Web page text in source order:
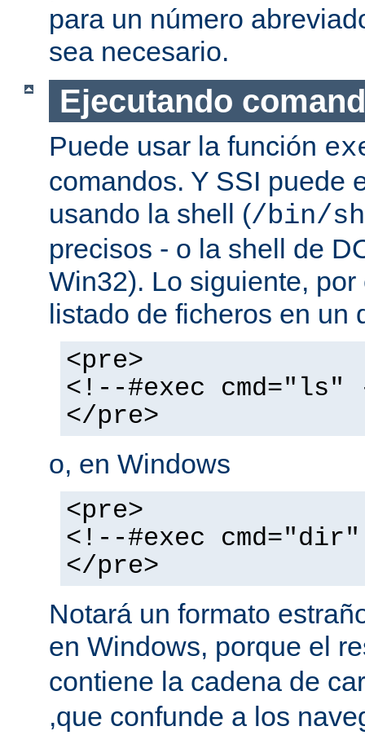
para un número
sea necesario.
Ejecutando
Puede usar la función
comandos. Y SSI puede
usando la shell (/bin/sh
precisos - o la shell de
Win32). Lo siguiente,
listado de ficheros en un
<pre>
<!--#exec cmd="ls"
</pre>
o, en Windows
<pre>
<!--#exec
</pre>
Notará un formato
en Windows, porque el
contiene la cadena de
,que confunde a los